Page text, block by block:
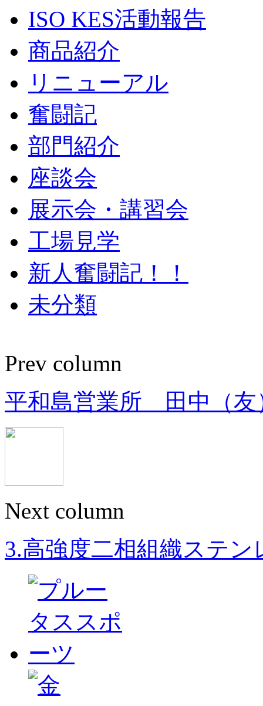
ISO KES活動報告
商品紹介
リニューアル
奮闘記
部門紹介
座談会
展示会・講習会
工場見学
新人奮闘記！！
未分類
Prev column
平和島営業所 田中（
Next column
3.高強度二相組織ステン